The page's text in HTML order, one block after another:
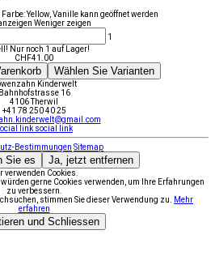
Yellow, Vanille kann geöffnet werden
Weniger zeigen
1
Nur noch 1 auf Lager!
CHF41.00
Wählen Sie Varianten
Kinderwelt
Bahnhofstrasse 16
4106 Therwil
+41 78 250 40 25
link social link
Bestimmungen Sitemap
Sie es Ja, jetzt entfernen
verwenden Cookies.
gerne Cookies verwenden, um Ihre Erfahrungen
zu verbessern.
stimmen Sie dieser Verwendung zu.
Mehr
erfahren
und Schliessen